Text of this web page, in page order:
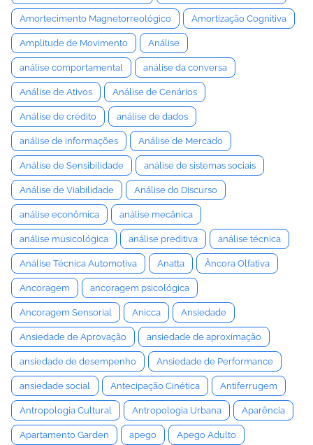
Amortecimento Magnetorreológico Amortização Cognitiva
Amplitude de Movimento Análise
análise comportamental análise da conversa
Análise de Ativos Análise de Cenários
Análise de crédito análise de dados
análise de informações Análise de Mercado
Análise de Sensibilidade análise de sistemas sociais
Análise de Viabilidade Análise do Discurso
análise econômica análise mecânica
análise musicológica análise preditiva análise técnica
Análise Técnica Automotiva Anatta Âncora Olfativa
Ancoragem ancoragem psicológica
Ancoragem Sensorial Anicca Ansiedade
Ansiedade de Aprovação ansiedade de aproximação
ansiedade de desempenho Ansiedade de Performance
ansiedade social Antecipação Cinética Antiferrugem
Antropologia Cultural Antropologia Urbana Aparência
Apartamento Garden apego Apego Adulto